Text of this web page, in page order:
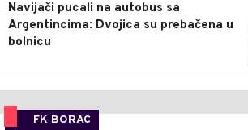
Navijači pucali na autobus sa
Argentincima: Dvojica su prebačena u
bolnicu
FK BORAC